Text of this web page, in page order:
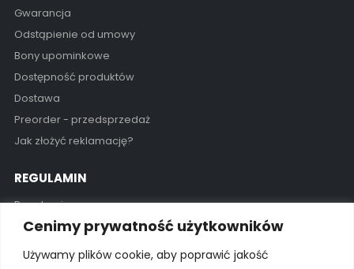
Cenimy prywatność użytkowników
Używamy plików cookie, aby poprawić jakość
Gwarancja
Odstąpienie od umowy
Bony upominkowe
Dostępność produktów
Dostawa
Preorder - przedsprzedaż
Jak złożyć reklamację?
REGULAMIN
Regulamin
Polityka prywatności
Polityka cookies